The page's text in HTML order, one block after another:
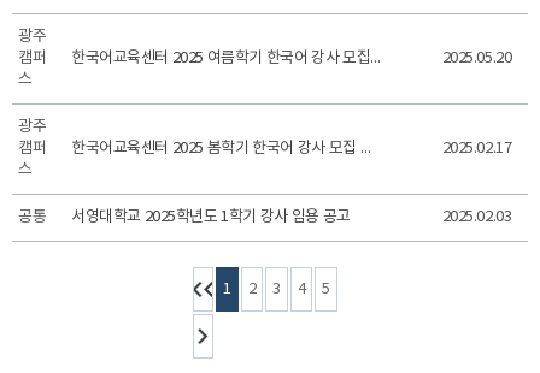
광주
캠퍼
스
한국어교육센터 2025 여름학기 한국어 강사 모집 공고 2025.05.20
광주
캠퍼
스
한국어교육센터 2025 봄학기 한국어 강사 모집 공고 2025.02.17
공통 서영대학교 2025학년도 1학기 강사 임용 공고 2025.02.03
1 2 3 4 5